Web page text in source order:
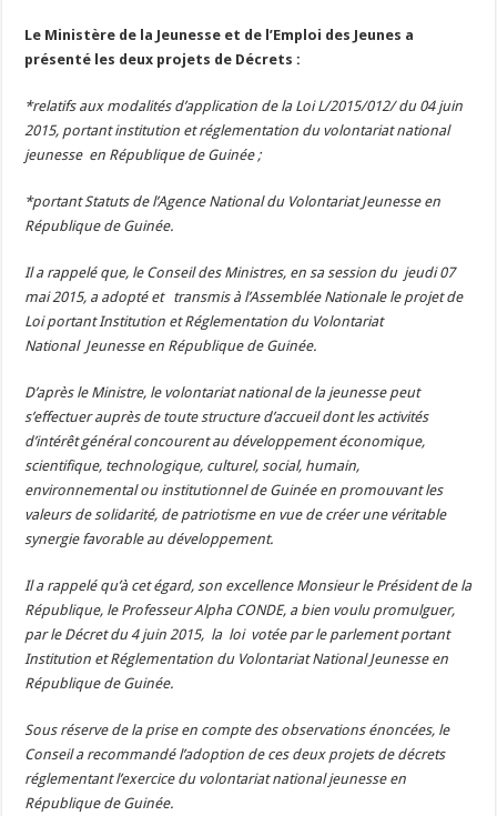
Le Ministère de la Jeunesse et de l’Emploi des Jeunes a
présenté les deux projets de Décrets :
*relatifs aux modalités d’application de la Loi L/2015/012/ du 04 juin
2015, portant institution et réglementation du volontariat national
jeunesse en République de Guinée ;
*portant Statuts de l’Agence National du Volontariat Jeunesse en
République de Guinée.
Il a rappelé que, le Conseil des Ministres, en sa session du jeudi 07
mai 2015, a adopté et transmis à l’Assemblée Nationale le projet de
Loi portant Institution et Réglementation du Volontariat
National Jeunesse en République de Guinée.
D’après le Ministre, le volontariat national de la jeunesse peut
s’effectuer auprès de toute structure d’accueil dont les activités
d’intérêt général concourent au développement économique,
scientifique, technologique, culturel, social, humain,
environnemental ou institutionnel de Guinée en promouvant les
valeurs de solidarité, de patriotisme en vue de créer une véritable
synergie favorable au développement.
Il a rappelé qu’à cet égard, son excellence Monsieur le Président de la
République, le Professeur Alpha CONDE, a bien voulu promulguer,
par le Décret du 4 juin 2015, la loi votée par le parlement portant
Institution et Réglementation du Volontariat National Jeunesse en
République de Guinée.
Sous réserve de la prise en compte des observations énoncées, le
Conseil a recommandé l’adoption de ces deux projets de décrets
réglementant l’exercice du volontariat national jeunesse en
République de Guinée.